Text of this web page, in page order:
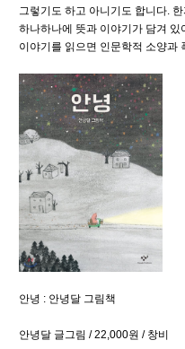
그렇기도 하고 아니기도 합니다.
하나하나에 뜻과 이야기가 담겨
이야기를 읽으면 인문학적 소양과
안녕 : 안녕달 그림책
안녕달 글그림 / 22,000원 / 창비